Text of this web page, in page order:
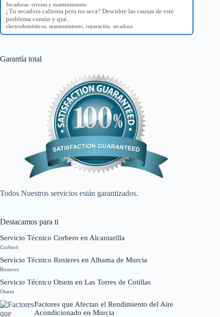
Secadoras: errores y mantenimiento
¿Tu secadora calienta pero no seca? Descubre las causas de este
problema común y qué…
electrodomésticos mantenimiento reparación secadora
Garantía total
Todos Nuestros servicios están garantizados.
Destacamos para ti
Servicio Técnico Corbero en Alcantarilla
Corberó
Servicio Técnico Rosieres en Alhama de Murcia
Rosieres
Servicio Técnico Otsein en Las Torres de Cotillas
Otsein
Factores que Afectan el Rendimiento del Aire
Acondicionado en Murcia